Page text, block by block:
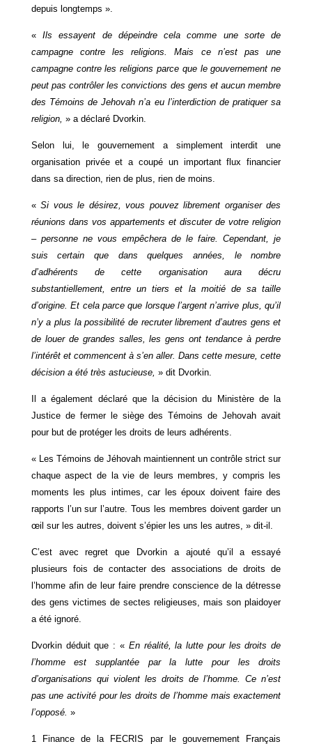
depuis longtemps ».
«Ils essayent de dépeindre cela comme une sorte de
campagne contre les religions. Mais ce n’est pas une
campagne contre les religions parce que le gouvernement ne
peut pas contrôler les convictions des gens et aucun membre
des Témoins de Jehovah n’a eu l’interdiction de pratiquer sa
religion, » a déclaré Dvorkin.
Selon lui, le gouvernement a simplement interdit une
organisation privée et a coupé un important flux financier
dans sa direction, rien de plus, rien de moins.
«Si vous le désirez, vous pouvez librement organiser des
réunions dans vos appartements et discuter de votre religion
– personne ne vous empêchera de le faire. Cependant, je
suis certain que dans quelques années, le nombre
d’adhérents de cette organisation aura décru
substantiellement, entre un tiers et la moitié de sa taille
d’origine. Et cela parce que lorsque l’argent n’arrive plus, qu’il
n’y a plus la possibilité de recruter librement d’autres gens et
de louer de grandes salles, les gens ont tendance à perdre
l’intérêt et commencent à s’en aller. Dans cette mesure, cette
décision a été très astucieuse, » dit Dvorkin.
Il a également déclaré que la décision du Ministère de la
Justice de fermer le siège des Témoins de Jehovah avait
pour but de protéger les droits de leurs adhérents.
« Les Témoins de Jéhovah maintiennent un contrôle strict sur
chaque aspect de la vie de leurs membres, y compris les
moments les plus intimes, car les époux doivent faire des
rapports l’un sur l’autre. Tous les membres doivent garder un
œil sur les autres, doivent s’épier les uns les autres, » dit-il.
C’est avec regret que Dvorkin a ajouté qu’il a essayé
plusieurs fois de contacter des associations de droits de
l’homme afin de leur faire prendre conscience de la détresse
des gens victimes de sectes religieuses, mais son plaidoyer
a été ignoré.
Dvorkin déduit que : «En réalité, la lutte pour les droits de
l’homme est supplantée par la lutte pour les droits
d’organisations qui violent les droits de l’homme. Ce n’est
pas une activité pour les droits de l’homme mais exactement
l’opposé. »
1 Finance de la FECRIS par le gouvernement Français